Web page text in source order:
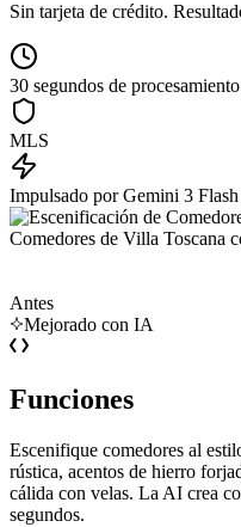
Sin tarjeta de crédito.
30 segundos de
MLS
Impulsado por Gemini 3
Antes
Mejorado con IA
Funciones
Escenifique comedores al
rústica, acentos de hierro
cálida con velas. La AI crea
segundos.